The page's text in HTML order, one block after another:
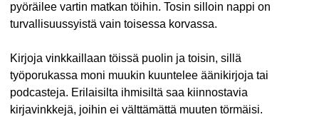
pyöräilee vartin matkan töihin. Tosin silloin nappi on
turvallisuussyistä vain toisessa korvassa.
Kirjoja vinkkaillaan töissä puolin ja toisin, sillä
työporukassa moni muukin kuuntelee äänikirjoja tai
podcasteja. Erilaisilta ihmisiltä saa kiinnostavia
kirjavinkkejä, joihin ei välttämättä muuten törmäisi.